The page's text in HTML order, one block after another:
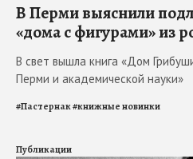
В Перми выяснили
«дома с фигурами» из
В свет вышла книга «Дом
Перми и академической науки»
#Пастернак#книжные новинки
Публикации